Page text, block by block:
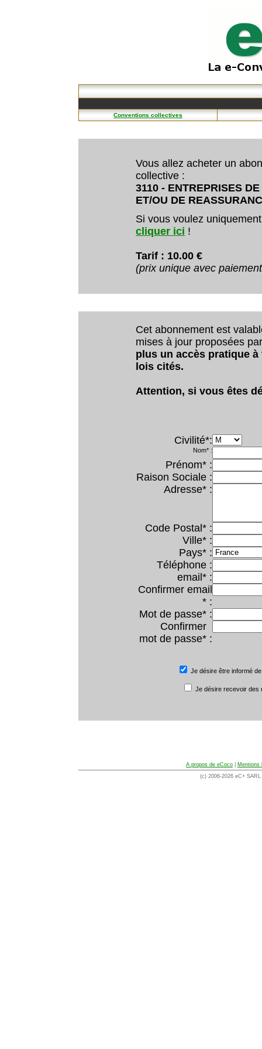
Conventions collectives
Vous allez acheter un
collective :
3110 - ENTREPRISES
ET/OU DE
Si vous voulez
cliquer ici !
Tarif : 10.00 €
(prix unique avec
Cet abonnement est
mises à jour proposées
plus un accès pratique
lois cités.
Attention, si vous êtes
Civilité*:
Nom* :
Prénom* :
Raison Sociale :
Adresse* :
Code Postal* :
Ville* :
Pays* :
Téléphone :
email* :
Confirmer email
* :
Mot de passe* :
Confirmer
mot de passe* :
Je désire être informé
Je désire recevoir des
A propos de eCoco
Mentions
(c) 2006-2026 eC+